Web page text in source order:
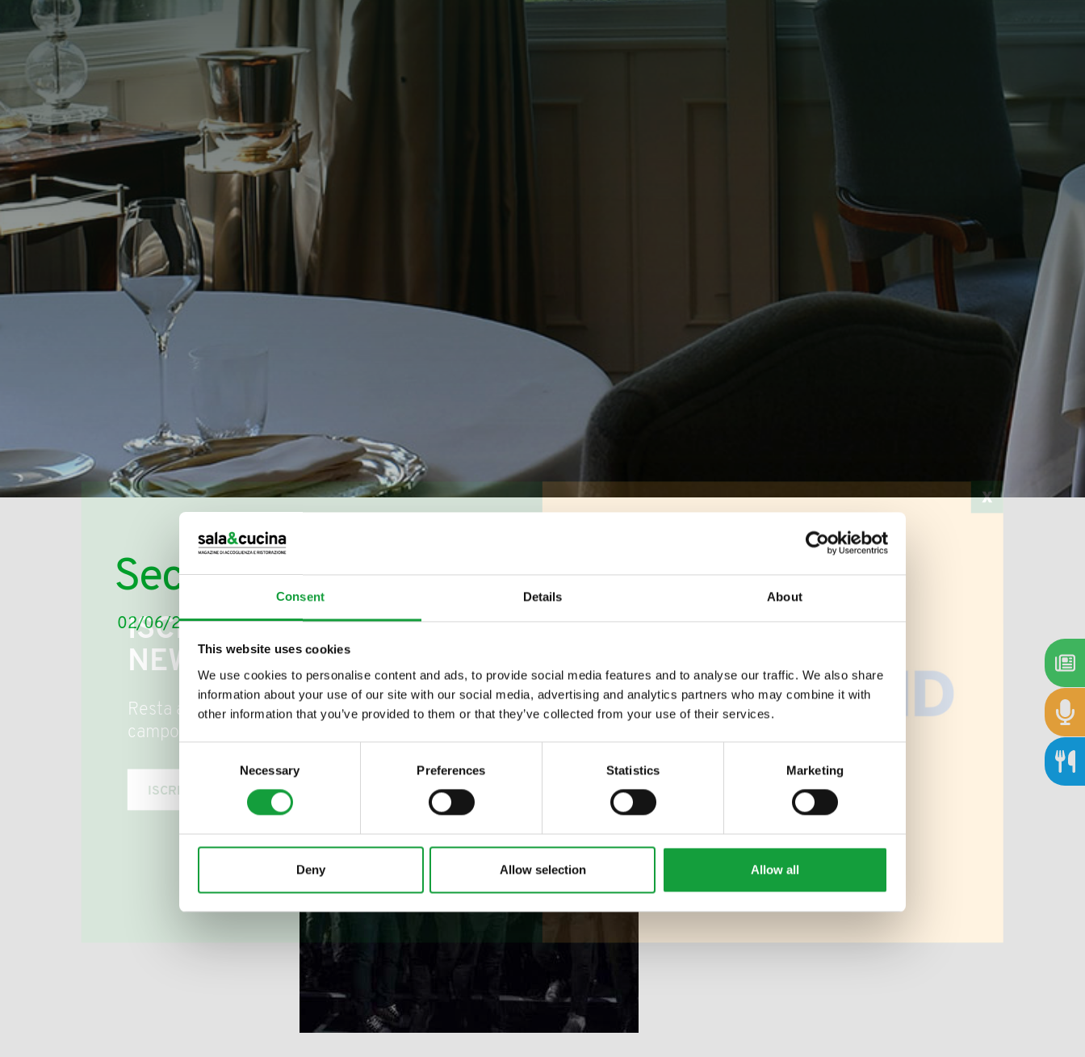
Consent Details About
This website uses cookies
We use cookies to personalise content and ads, to provide social media features and to analyse our traffic. We also share
information about your use of our site with our social media, advertising and analytics partners who may combine it with
other information that you’ve provided to them or that they’ve collected from your use of their services.
Selection
Necessary Preferences Statistics Marketing
Deny Allow selection Allow all
Secondo Massimo Bottura
02/06/2015
ISCRIVITI ALLA
NEWSLETTER
Resta aggiornato su tutte le ultime novita nel
campo della ristorazione e del food.
ISCRIVITI